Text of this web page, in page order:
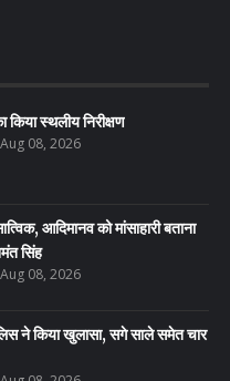
किया स्थलीय निरीक्षण
Aug 08, 2026
आदिमानव को मांसाहारी बताना
सिंह
Aug 08, 2026
ने किया खुलासा, सगे साले समेत चार